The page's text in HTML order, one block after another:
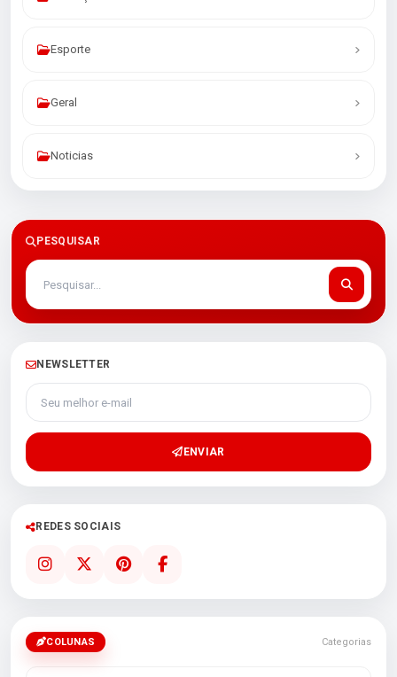
Esporte
Geral
Noticias
PESQUISAR
NEWSLETTER
Seu melhor e-mail
ENVIAR
REDES SOCIAIS
COLUNAS Categorias